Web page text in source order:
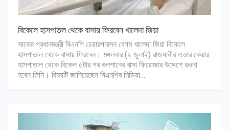
বিকেলে হাসপাতল থেকে বাসায় ফিরবেন খালেদা জিয়া
সাবেক প্রধানমন্ত্রী বিএনপি চেয়ারপারসন বেগম খালেদা জিয়া বিকেলে
হাসপাতাল থেকে বাসায় ফিরবেন। মঙ্গলবার (২ জুলাই) রাজধানীর এভার কেয়ার
হাসপাতাল থেকে বিকেল ৫টার পর গুলশানের বাসা ফিরোজার উদ্দেশে রওনা
হবেন তিনি। বিষয়টি জানিয়েছেন বিএনপির মিডিয়া…